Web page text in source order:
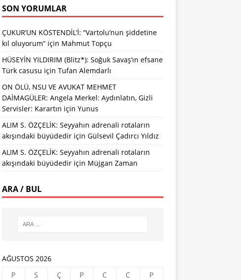
SON YORUMLAR
ÇUKUR’UN KÖSTENDİL’İ: “Vartolu’nun şiddetine
kıl oluyorum”için Mahmut Topçu
HÜSEYİN YILDIRIM (Blitz*): Soğuk Savaş’ın efsane
Türk casusu için Tufan Alemdarlı
ON ÖLÜ, NSU VE AVUKAT MEHMET
DAİMAGÜLER: Angela Merkel: Aydınlatın, Gizli
Servisler: Karartın için Yunus
ALIM S. ÖZÇELİK: Seyyahın adrenali rotaların
akışındaki büyüdediriçin Gülsevil Çadırcı Yıldız
ALIM S. ÖZÇELİK: Seyyahın adrenali rotaların
akışındaki büyüdediriçin Müjgan Zaman
ARA / BUL
AĞUSTOS 2026
P
S Ç P C C
P